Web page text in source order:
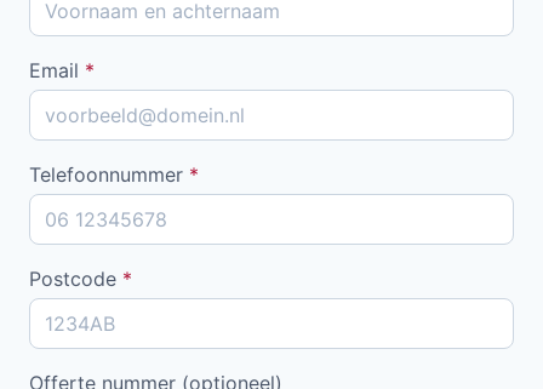
Email *
Telefoonnummer *
Postcode *
Offerte nummer (optioneel)